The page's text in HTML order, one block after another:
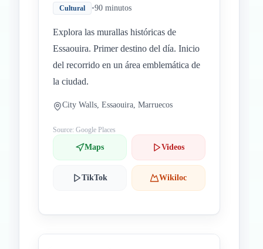
Cultural •90 minutos
Explora las murallas históricas de
Essaouira. Primer destino del día. Inicio
del recorrido en un área emblemática de
la ciudad.
City Walls, Essaouira, Marruecos
Source: Google Places
Maps Videos
TikTok Wikiloc